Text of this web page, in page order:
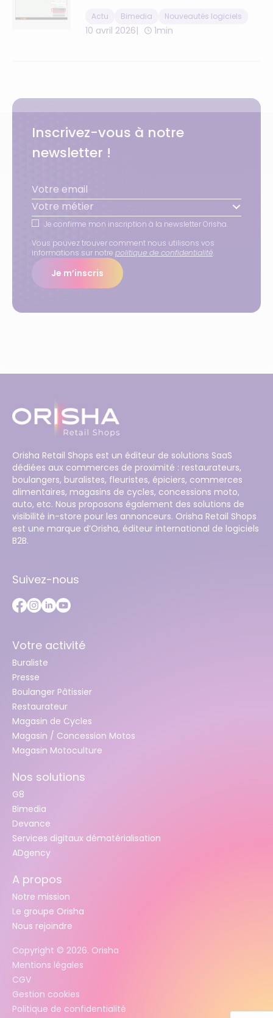
possible !
Actu Bimedia Nouveautés logiciels
10 avril 2026 1min
Inscrivez-vous à notre
newsletter !
Votre métier
Je confirme mon inscription à la newsletter Orisha.
Vous pouvez trouver comment nous utilisons vos
informations sur notre politique de confidentialité.
Je m’inscris
Orisha Retail Shops est un éditeur de solutions SaaS
dédiées aux commerces de proximité : restaurateurs,
boulangers, buralistes, fleuristes, épiciers, commerces
alimentaires, magasins de cycles, concessions moto,
auto, etc. Nous proposons également des solutions de
visibilité in-store pour les annonceurs. Orisha Retail Shops
est une marque d’Orisha, éditeur international de logiciels
B2B.
Suivez-nous
Votre activité
Buraliste
Presse
Boulanger Pâtissier
Restaurateur
Magasin de Cycles
Magasin / Concession Motos
Magasin Motoculture
Nos solutions
G8
Bimedia
Devance
Services digitaux dématérialisation
ADgency
A propos
Notre mission
Le groupe Orisha
Nous rejoindre
Copyright © 2026. Orisha
Mentions légales
CGV
Gestion cookies
Politique de confidentialité